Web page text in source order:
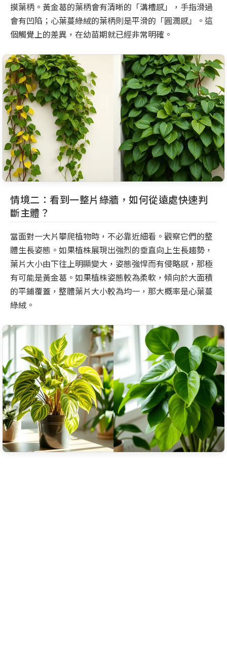
摸葉柄。黃金葛的葉柄會有清晰的「溝槽感」，手指滑過
會有凹陷；心葉蔓綠絨的葉柄則是平滑的「圓潤感」。這
個觸覺上的差異，在幼苗期就已經非常明確。
情境二：看到一整片綠牆，如何從遠處快速判
斷主體？
當面對一大片攀爬植物時，不必靠近細看。觀察它們的整
體生長姿態。如果植株展現出強烈的垂直向上生長趨勢，
葉片大小由下往上明顯變大，姿態強悍而有侵略感，那極
有可能是黃金葛。如果植株姿態較為柔軟，傾向於大面積
的平鋪覆蓋，整體葉片大小較為均一，那大概率是心葉蔓
綠絨。